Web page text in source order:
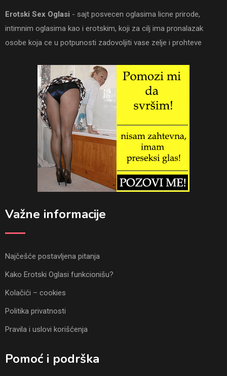
Erotski Sex Oglasi - sajt posvecen oglasima licne prirode,
intimnim oglasima kao i erotskim, koji za cilj ima pronalazak
osobe koja ce u potpunosti zadovoljiti vase zelje i prohteve
Važne informacije
Najčešće postavljena pitanja
Kako Erotski Oglasi funkcionišu?
Kolačići – cookies
Politika privatnosti
Pravila i uslovi korišćenja
Pomoć i podrška